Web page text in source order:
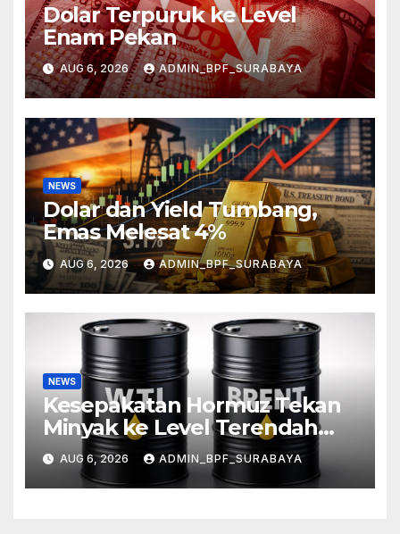
Dolar Terpuruk ke Level
Enam Pekan
AUG 6, 2026 ADMIN_BPF_SURABAYA
NEWS
Dolar dan Yield Tumbang,
Emas Melesat 4%
AUG 6, 2026 ADMIN_BPF_SURABAYA
NEWS
Kesepakatan Hormuz Tekan
Minyak ke Level Terendah
Sebulan
AUG 6, 2026 ADMIN_BPF_SURABAYA